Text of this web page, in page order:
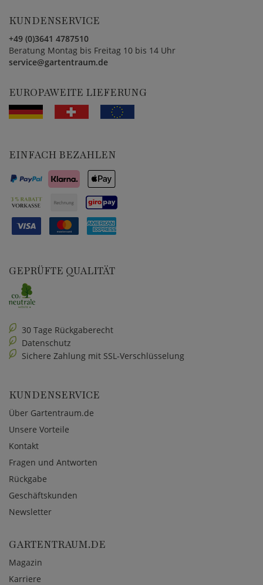
KUNDENSERVICE
+49 (0)3641 4787510
Beratung Montag bis Freitag 10 bis 14 Uhr
service@gartentraum.de
EUROPAWEITE LIEFERUNG
EINFACH BEZAHLEN
GEPRÜFTE QUALITÄT
30 Tage Rückgaberecht
Datenschutz
Sichere Zahlung mit SSL-Verschlüsselung
KUNDENSERVICE
Über Gartentraum.de
Unsere Vorteile
Kontakt
Fragen und Antworten
Rückgabe
Geschäftskunden
Newsletter
GARTENTRAUM.DE
Magazin
Karriere